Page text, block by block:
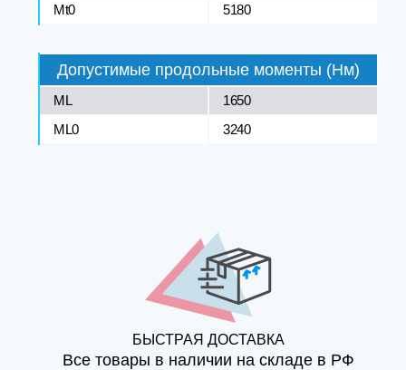
Mt0
5180
Допустимые продольные моменты (Нм)
ML
1650
ML0
3240
БЫСТРАЯ ДОСТАВКА
Все товары в наличии на складе в РФ